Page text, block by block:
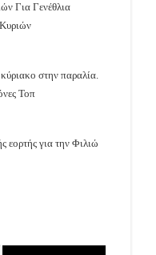
Για Γενέθλια
στην παραλία.
Τοπ
εορτής για την Φιλιώ